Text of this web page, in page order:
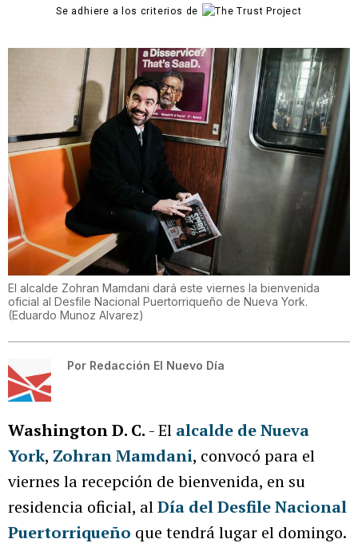
Se adhiere a los criterios de
El alcalde Zohran Mamdani dará este viernes la bienvenida
oficial al Desfile Nacional Puertorriqueño de Nueva York.
(Eduardo Munoz Alvarez)
Por Redacción El Nuevo Día
Washington D. C. - El alcalde de Nueva
York, Zohran Mamdani, convocó para el
viernes la recepción de bienvenida, en su
residencia oficial, alDía del Desfile Nacional
Puertorriqueño que tendrá lugar el domingo.